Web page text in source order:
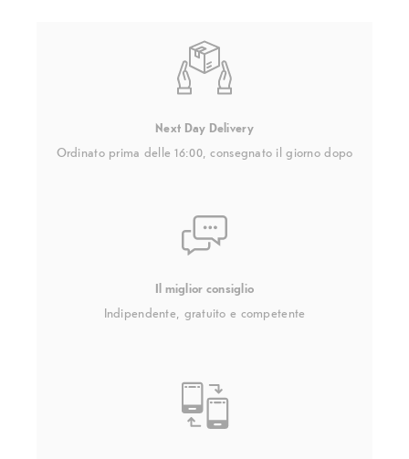
Next Day Delivery
Ordinato prima delle 16:00, consegnato il giorno dopo
Il miglior consiglio
Indipendente, gratuito e competente